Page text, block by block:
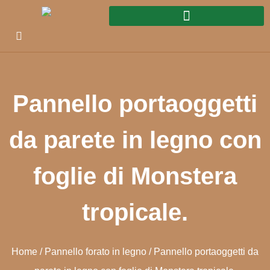
Pannello portaoggetti
da parete in legno con
foglie di Monstera
tropicale.
Home / Pannello forato in legno / Pannello portaoggetti da